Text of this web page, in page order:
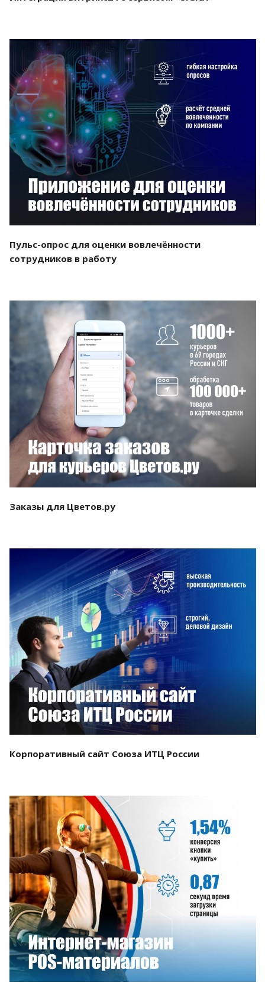
Смотреть проект
Пульс-опрос для оценки вовлечённости
сотрудников в работу
Смотреть проект
Заказы для Цветов.ру
Смотреть проект
Корпоративный сайт Союза ИТЦ России
Смотреть проект